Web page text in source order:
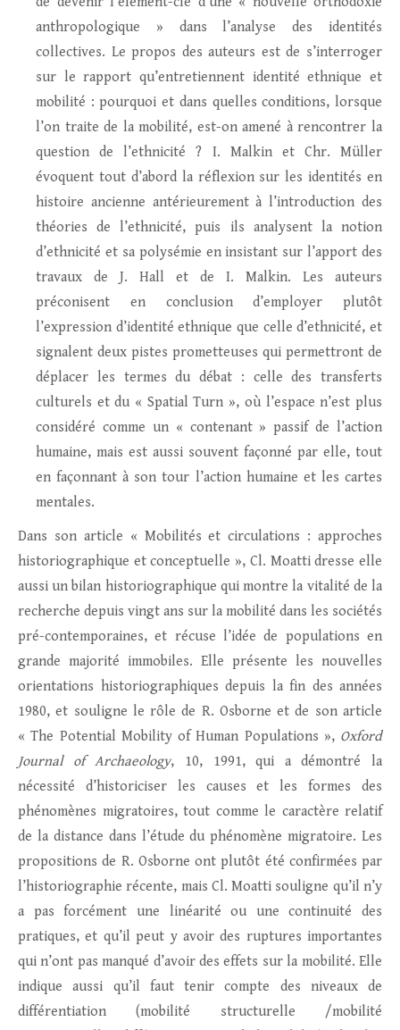
anthropologique » dans l’analyse des identités
collectives. Le propos des auteurs est de s’interroger
sur le rapport qu’entretiennent identité ethnique et
mobilité : pourquoi et dans quelles conditions, lorsque
l’on traite de la mobilité, est-on amené à rencontrer la
question de l’ethnicité ? I. Malkin et Chr. Müller
évoquent tout d’abord la réflexion sur les identités en
histoire ancienne antérieurement à l’introduction des
théories de l’ethnicité, puis ils analysent la notion
d’ethnicité et sa polysémie en insistant sur l’apport des
travaux de J. Hall et de I. Malkin. Les auteurs
préconisent en conclusion d’employer plutôt
l’expression d’identité ethnique que celle d’ethnicité, et
signalent deux pistes prometteuses qui permettront de
déplacer les termes du débat : celle des transferts
culturels et du « Spatial Turn », où l’espace n’est plus
considéré comme un « contenant » passif de l’action
humaine, mais est aussi souvent façonné par elle, tout
en façonnant à son tour l’action humaine et les cartes
mentales.
Dans son article « Mobilités et circulations : approches
historiographique et conceptuelle », Cl. Moatti dresse elle
aussi un bilan historiographique qui montre la vitalité de la
recherche depuis vingt ans sur la mobilité dans les sociétés
pré-contemporaines, et récuse l’idée de populations en
grande majorité immobiles. Elle présente les nouvelles
orientations historiographiques depuis la fin des années
1980, et souligne le rôle de R. Osborne et de son article
« The Potential Mobility of Human Populations », Oxford
Journal of Archaeology, 10, 1991, qui a démontré la
nécessité d’historiciser les causes et les formes des
phénomènes migratoires, tout comme le caractère relatif
de la distance dans l’étude du phénomène migratoire. Les
propositions de R. Osborne ont plutôt été confirmées par
l’historiographie récente, mais Cl. Moatti souligne qu’il n’y
a pas forcément une linéarité ou une continuité des
pratiques, et qu’il peut y avoir des ruptures importantes
qui n’ont pas manqué d’avoir des effets sur la mobilité. Elle
indique aussi qu’il faut tenir compte des niveaux de
différentiation (mobilité structurelle /mobilité